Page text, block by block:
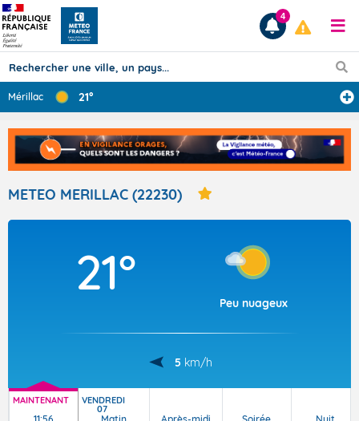
Prévisions
TOUS LES RÉSULTATS
Articles
4
Mérillac 21°
METEO MERILLAC (22230)
21°
Peu nuageux
5 km/h
MAINTENANT VENDREDI
07